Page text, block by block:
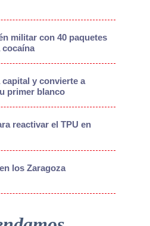
militar con 40 paquetes
cocaína
y convierte a
primer blanco
reactivar el TPU en
los Zaragoza